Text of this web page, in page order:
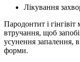
Лікування
Пародонтит і
втручання, щоб
усунення запалення,
форми.